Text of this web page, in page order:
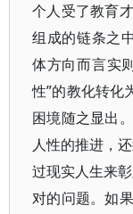
个人受了教育
组成的链条之
体方向而言实
性”的教化转化
困境随之显出
人性的推进，
过现实人生来
对的问题。如